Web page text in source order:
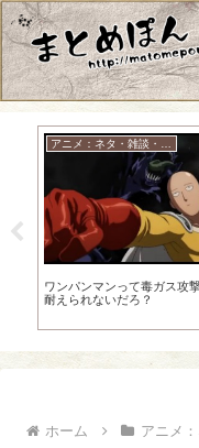
アニメ：ネタ・雑談・ニュース
ワンパンマンって毒ガス攻
耐えられないだろ？
ホーム アニメ